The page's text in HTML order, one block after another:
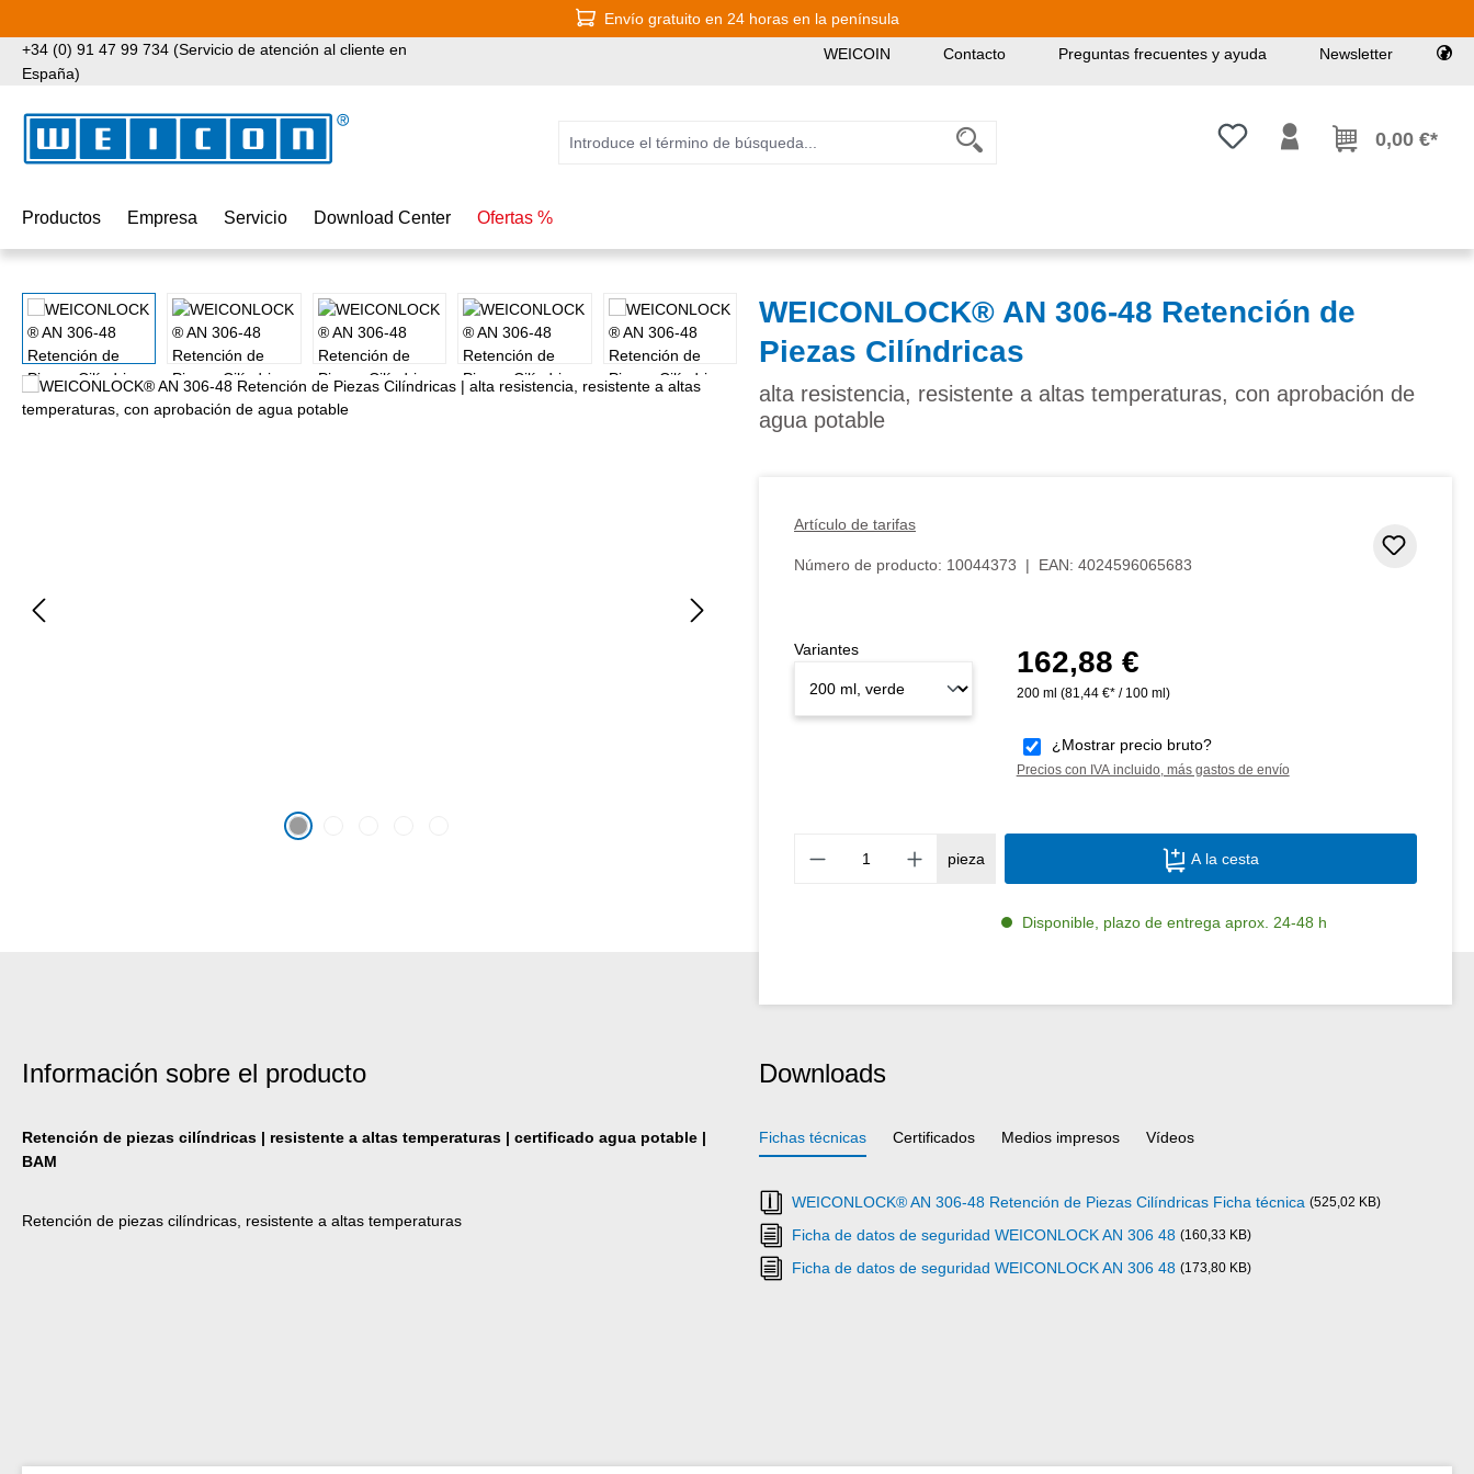
Envío gratuito en 24 horas en la península
+34 (0) 91 47 99 734 (Servicio de atención al cliente en
España)
WEICOIN Contacto Preguntas frecuentes y ayuda Newsletter
Tienes 0 artículos en tu lista de
0,00 €*
Productos Empresa Servicio Download Center Ofertas %
Omitir galería de imágenes
WEICONLOCK® AN 306-48 Retención de
Piezas Cilíndricas
alta resistencia, resistente a altas temperaturas, con aprobación de
agua potable
Artículo de tarifas
Número de producto: 10044373 | EAN: 4024596065683
Precio normal:
162,88 €
200 ml (81,44 €* / 100 ml)
¿Mostrar precio bruto?
Precios con IVA incluido, más gastos de envío
Variantes
Cantidad del producto: introduce la
pieza A la cesta
Disponible, plazo de entrega aprox. 24-48 h
Información sobre el producto
Retención de piezas cilíndricas | resistente a altas temperaturas | certificado agua potable |
BAM
Retención de piezas cilíndricas, resistente a altas temperaturas
Downloads
Fichas técnicas Certificados Medios impresos Vídeos
WEICONLOCK® AN 306-48 Retención de Piezas Cilíndricas Ficha técnica (525,02 KB)
Ficha de datos de seguridad WEICONLOCK AN 306 48 (160,33 KB)
Ficha de datos de seguridad WEICONLOCK AN 306 48 (173,80 KB)